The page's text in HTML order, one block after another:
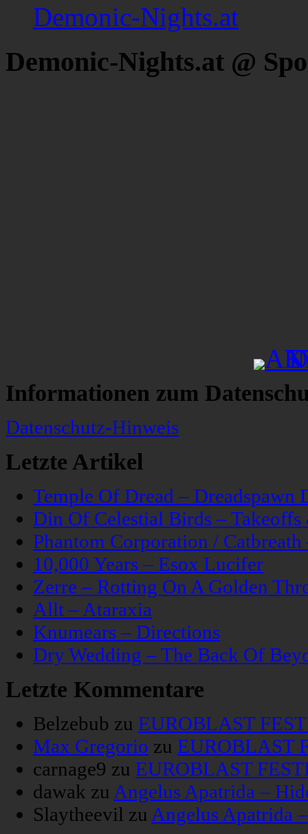
Demonic-Nights.at
Demonic-Nights.at @
Informationen zum
Datenschutz-Hinweis
Letzte Artikel
Temple Of Dread – Dreadspawn
Din Of Celestial Birds –
Phantom Corporation /
10,000 Years – Esox Lucifer
Zerre – Rotting On A Golden
Allt – Ataraxia
Knumears – Directions
Dry Wedding – The Back Of
Letzte Kommentare
Belzebub zu EUROBLAST
Max Gregorio zu EUROBLAST
carnage9 zu EUROBLAST
dawak zu Angelus Apatrida –
Slaytheevil zu Angelus Apatrida